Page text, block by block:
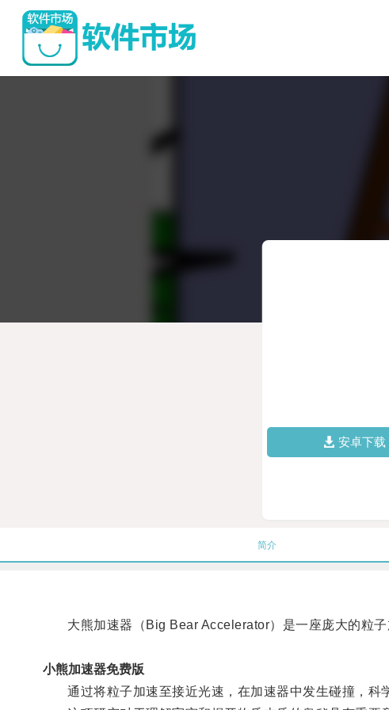
安卓下载
简介
大熊加速器（Big Bear Accelerator）是一座庞大的粒子
小熊加速器免费版
通过将粒子加速至接近光速，在加速器中发生碰撞，科